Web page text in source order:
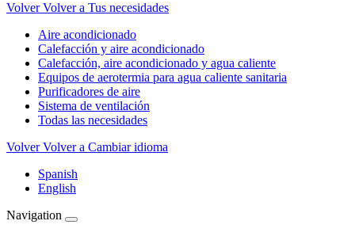
Volver Volver a Tus necesidades
Aire acondicionado
Calefacción y aire acondicionado
Calefacción, aire acondicionado y agua caliente
Equipos de aerotermia para agua caliente sanitaria
Purificadores de aire
Sistema de ventilación
Todas las necesidades
Volver Volver a Cambiar idioma
Spanish
English
Navigation